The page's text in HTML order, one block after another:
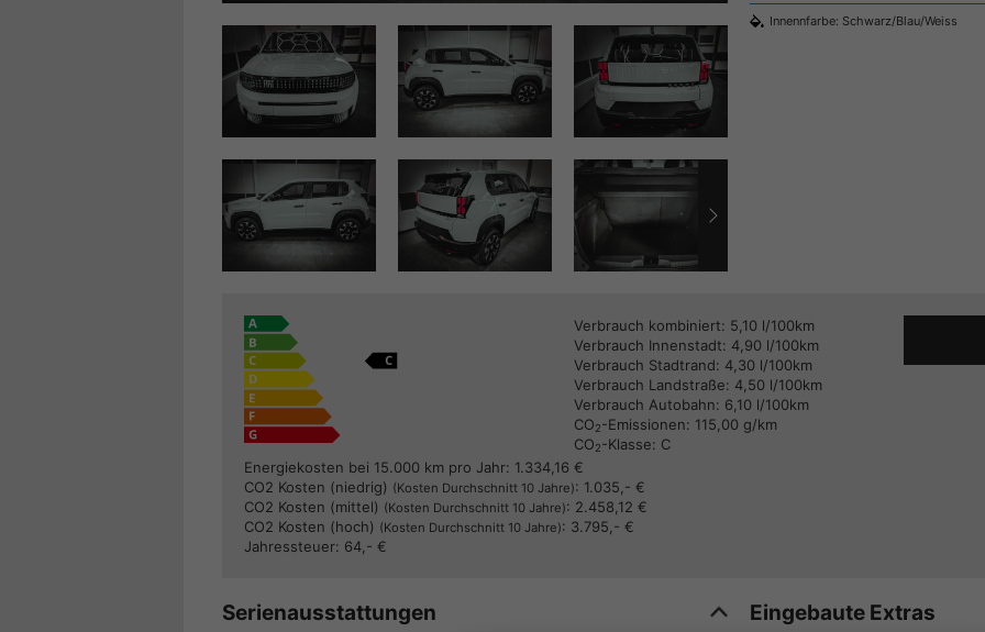
Innennfarbe: Schwarz/Blau/Weiss
Verbrauch kombiniert: 5,10 l/100km
Verbrauch Innenstadt: 4,90 l/100km
Verbrauch Stadtrand: 4,30 l/100km
Verbrauch Landstraße: 4,50 l/100km
Verbrauch Autobahn: 6,10 l/100km
CO2-Emissionen: 115,00 g/km
CO2-Klasse: C
Energiekosten bei 15.000 km pro Jahr: 1.334,16 €
CO2 Kosten (niedrig) (Kosten Durchschnitt 10 Jahre): 1.035,- €
CO2 Kosten (mittel) (Kosten Durchschnitt 10 Jahre): 2.458,12 €
CO2 Kosten (hoch) (Kosten Durchschnitt 10 Jahre): 3.795,- €
Jahressteuer: 64,- €
Serienausstattungen Eingebaute Extras